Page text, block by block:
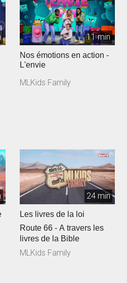
11 min
Nos émotions en action -
L'envie
MLKids Family
24 min
Les livres de la loi
Route 66 - A travers les
livres de la Bible
MLKids Family